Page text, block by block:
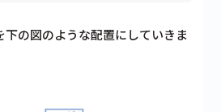
下の図のような配置にしていきま